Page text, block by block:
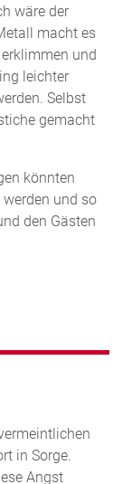
wäre der
macht es
und
leichter
Selbst
gemacht
könnten
und so
den Gästen
in Sorge.
Angst